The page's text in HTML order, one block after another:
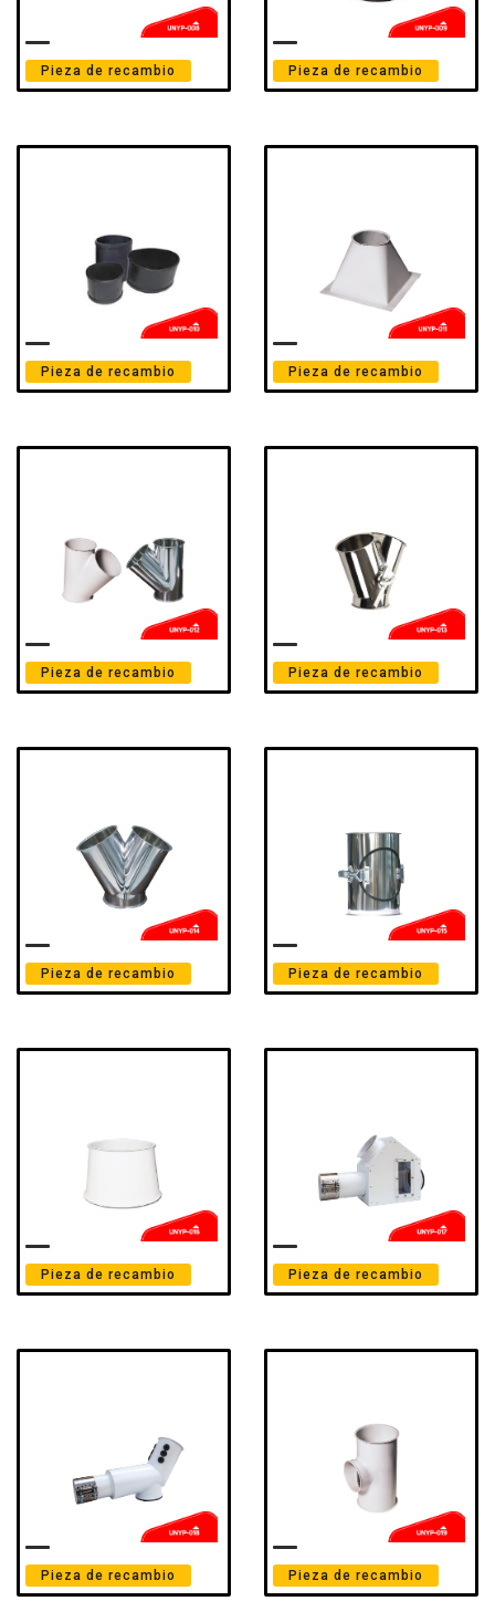
Pieza de recambio Pieza de recambio
Pieza de recambio Pieza de recambio
Pieza de recambio Pieza de recambio
Pieza de recambio Pieza de recambio
Pieza de recambio Pieza de recambio
Pieza de recambio Pieza de recambio